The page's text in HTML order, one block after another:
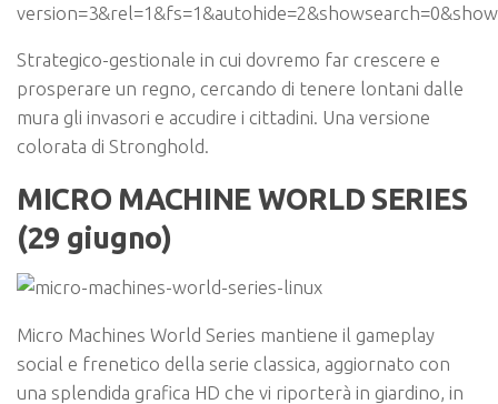
Strategico-gestionale in cui dovremo far crescere e
prosperare un regno, cercando di tenere lontani dalle
mura gli invasori e accudire i cittadini. Una versione
colorata di Stronghold.
MICRO MACHINE WORLD SERIES
(29 giugno)
Micro Machines World Series mantiene il gameplay
social e frenetico della serie classica, aggiornato con
una splendida grafica HD che vi riporterà in giardino, in